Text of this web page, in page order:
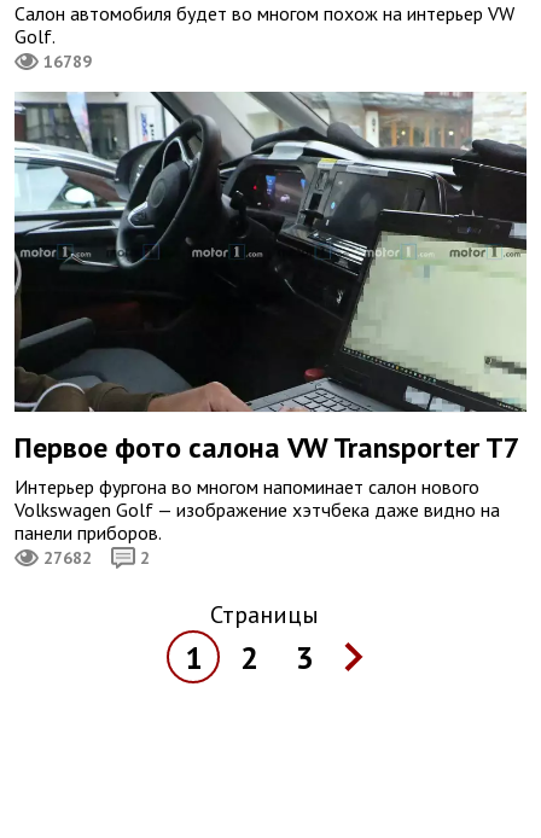
Салон автомобиля будет во многом похож на интерьер VW
Golf.
16789
Первое фото салона VW Transporter T7
Интерьер фургона во многом напоминает салон нового
Volkswagen Golf — изображение хэтчбека даже видно на
панели приборов.
27682 2
Страницы
1 2 3